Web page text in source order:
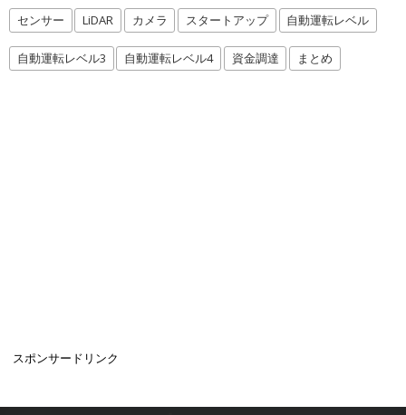
センサー LiDAR カメラ スタートアップ 自動運転レベル
自動運転レベル3 自動運転レベル4 資金調達 まとめ
スポンサードリンク